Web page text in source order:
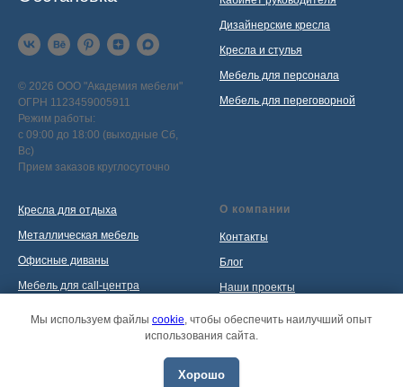
Мы используем файлы cookie, чтобы обеспечить наилучший опыт
использования сайта.
Хорошо
© 2026 ООО "Академия мебели"
ОГРН 1123459005911
Режим работы:
с 09:00 до 18:00 (выходные Сб,
Вс)
Прием заказов круглосуточно
Дизайнерские кресла
Кресла и стулья
Мебель для персонала
Мебель для переговорной
Кресла для отдыха
Металлическая мебель
Офисные диваны
Мебель для call-центра
О компании
Контакты
Блог
Наши проекты
Политика обработки
персональных данных